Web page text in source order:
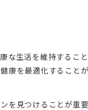
な生活を維持するこ
康を最適化することが
を見つけることが重